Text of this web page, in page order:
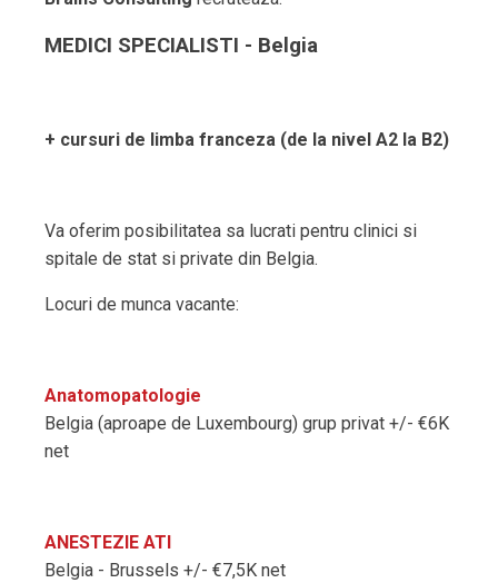
MEDICI SPECIALISTI - Belgia
+ cursuri de limba franceza (de la nivel A2 la B2)
Va oferim posibilitatea sa lucrati pentru clinici si
spitale de stat si private din Belgia.
Locuri de munca vacante:
Anatomopatologie
Belgia (aproape de Luxembourg) grup privat +/- €6K
net
ANESTEZIE ATI
Belgia - Brussels +/- €7,5K net